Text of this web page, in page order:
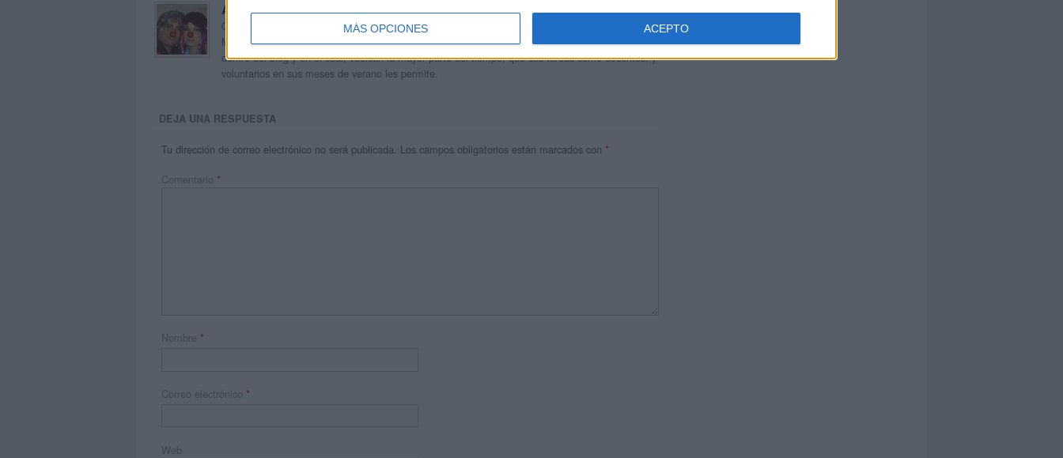
MÁS OPCIONES ACEPTO
Acerca de orientacionandujar
Orientación Andújar no es solo un blog, es la apuesta personal de dos profesores Ginés y
Maribel, que además de ser pareja, son los encargados de los contenidos que encontramos
dentro del blog y en el cual, vuelcan la mayor parte del tiempo, que sus tareas como docentes, y
voluntarios en sus meses de verano les permite.
DEJA UNA RESPUESTA
Tu dirección de correo electrónico no será publicada. Los campos obligatorios están marcados con *
Comentario *
Nombre *
Correo electrónico *
Web